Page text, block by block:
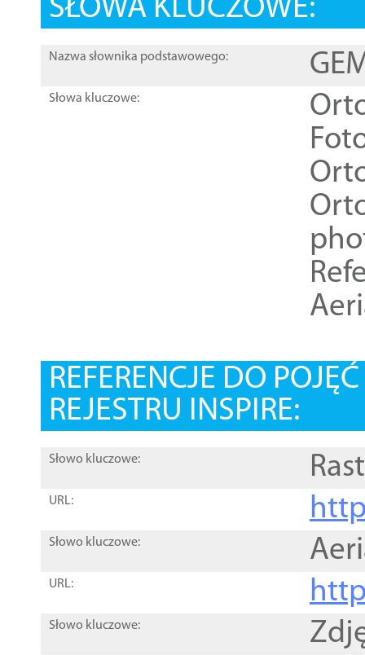
SŁOWA KLUCZOWE:
Nazwa słownika podstawowego:
Słowa kluczowe:
REFERENCJE DO
REJESTRU INSPIRE:
Słowo kluczowe:
URL:
Słowo kluczowe:
URL:
Słowo kluczowe: